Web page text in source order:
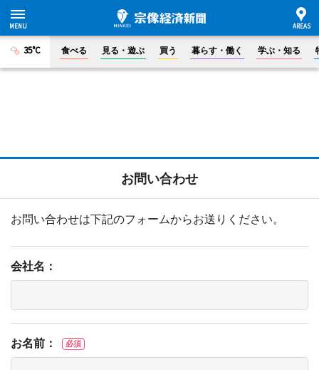
35°C 食べる 見る・遊ぶ 買う 暮らす・働く 学ぶ・知る
お問い合わせ
お問い合わせは下記のフォームからお送りください。
会社名：
お名前： 必須